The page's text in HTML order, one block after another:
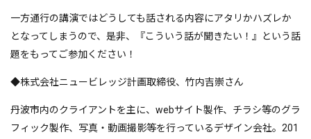
一方通行の講演ではどうしても話される内容にアタリかハズレか
となってしまうので、是非、『こういう話が聞きたい！』という話
題をもってご参加ください！
◆株式会社ニュービレッジ計画取締役、竹内吉崇さん
丹波市内のクライアントを主に、webサイト製作、チラシ等のグラ
フィック製作、写真・動画撮影等を行っているデザイン会社。201